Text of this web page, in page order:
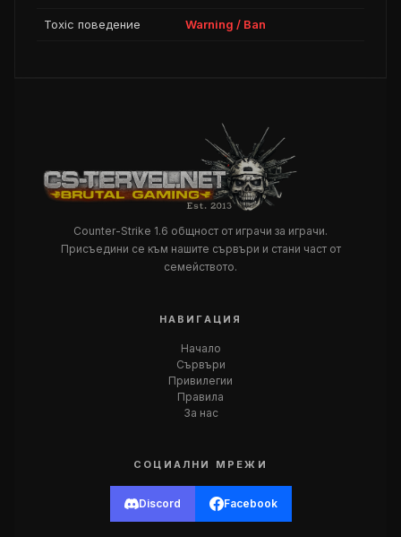
Toxic поведение Warning / Ban
Counter-Strike 1.6 общност от играчи за играчи.
Присъедини се към нашите сървъри и стани част от
семейството.
НАВИГАЦИЯ
Начало
Сървъри
Привилегии
Правила
За нас
СОЦИАЛНИ МРЕЖИ
Discord Facebook